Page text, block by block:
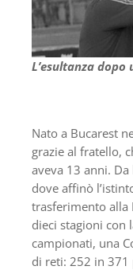
L’esultanza
Nato a Bucarest
grazie al fratello,
aveva 13 anni. Da
dove affinò
trasferimento alla
dieci stagioni con
campionati, una
di reti: 252 in 371